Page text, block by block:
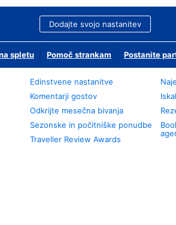
Dodajte svojo nastanitev
spletu Pomoč strankam Postanite
Edinstvene nastanitve
Komentarji gostov
Odkrijte mesečna bivanja
Sezonske in počitniške ponudbe
Traveller Review Awards